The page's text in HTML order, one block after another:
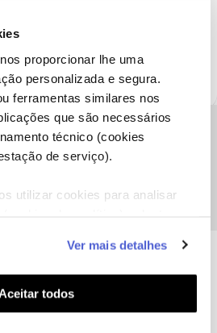
proporcionar lhe uma
personalizada e segura.
ferramentas similares nos
que são necessários
técnico (cookies
de serviço).
utilizar cookies para analisar
de personalização e
anúncios aos seus interesses
personalizada). Pode gerir a
em "Configurar
Ver mais detalhes
todos
através da opção "Seguir", para estar